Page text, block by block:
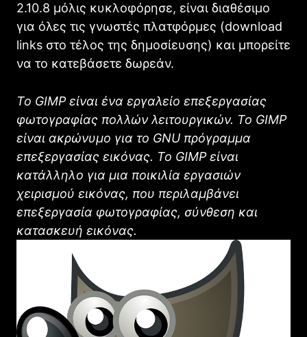
2.10.8 μόλις κυκλοφόρησε, είναι διαθέσιμο
για όλες τις γνωστές πλατφόρμες (download
links στο τέλος της δημοσίευσης) και μπορείτε
να το κατεβάσετε δωρεάν.
Το GIMPείναι ένα εργαλείο επεξεργασίας
φωτογραφίας πολλών λειτουργικών. Το GIMP
είναι ακρώνυμο για το GNU πρόγραμμα
επεξεργασίας εικόνας. Το GIMPείναι
κατάλληλο για μια ποικιλία εργασιών
χειρισμού εικόνας, που περιλαμβάνει
επεξεργασία φωτογραφίας, σύνθεση και
κατασκευή εικόνας.